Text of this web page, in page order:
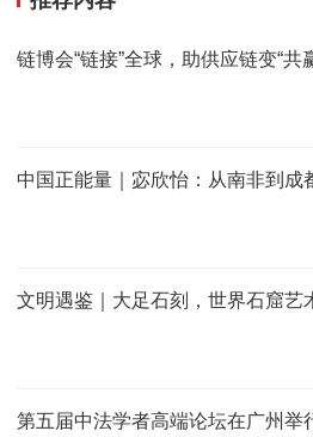
链博会“链接”全球，助供应链变“共
中国正能量｜宓欣怡：从南非到成
文明遇鉴｜大足石刻，世界石窟艺
第五届中法学者高端论坛在广州举